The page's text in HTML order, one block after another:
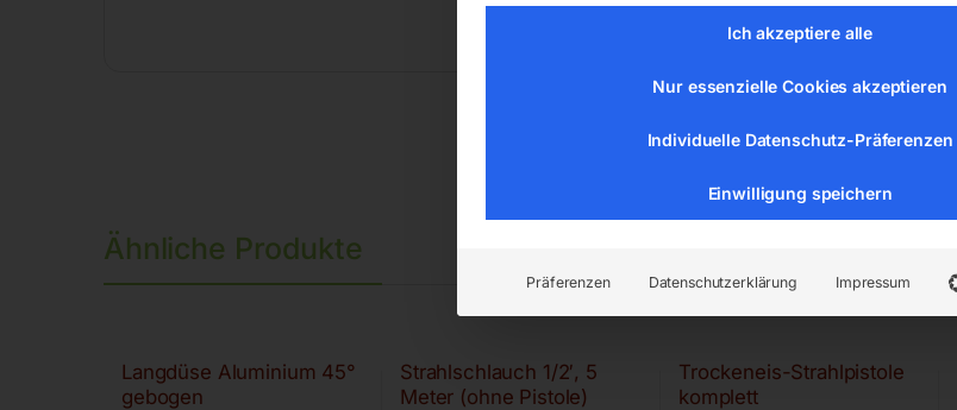
Ähnliche Produkte
Langdüse Aluminium 45°
gebogen
Strahlschlauch 1/2′, 5
Meter (ohne Pistole)
Trockeneis-Strahlpistole
komplett
Ich akzeptiere alle
Nur essenzielle Cookies akzeptieren
Individuelle Datenschutz-Präferenzen
Einwilligung speichern
Präferenzen Datenschutzerklärung Impressum